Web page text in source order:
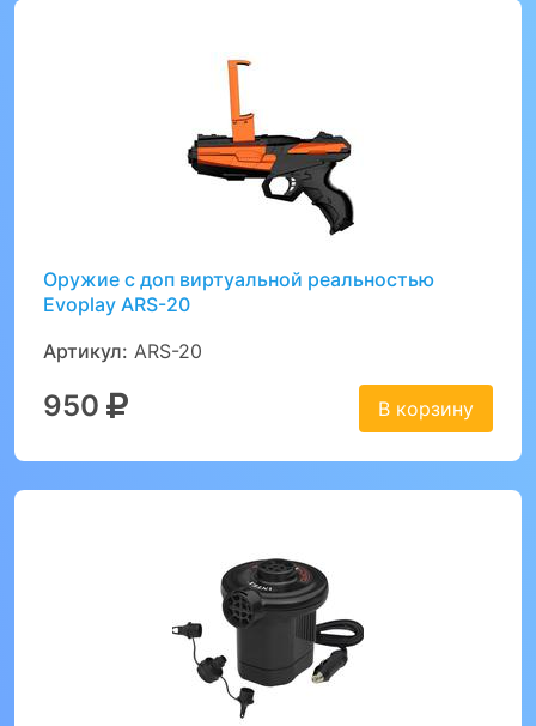
Оружие с доп виртуальной реальностью
Evoplay ARS-20
Артикул: ARS-20
950 В корзину